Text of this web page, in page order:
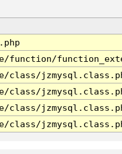
function/
class/
class/
class/
class/